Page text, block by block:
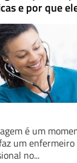
e por que
é um
um enfermeiro
no...